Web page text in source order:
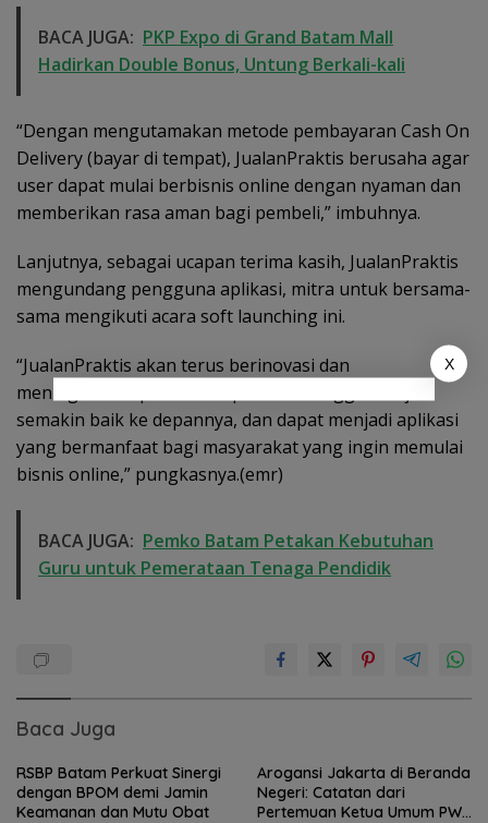
BACA JUGA: PKP Expo di Grand Batam Mall
Hadirkan Double Bonus, Untung Berkali-kali
“Dengan mengutamakan metode pembayaran Cash On
Delivery (bayar di tempat), JualanPraktis berusaha agar
user dapat mulai berbisnis online dengan nyaman dan
memberikan rasa aman bagi pembeli,” imbuhnya.
Lanjutnya, sebagai ucapan terima kasih, JualanPraktis
mengundang pengguna aplikasi, mitra untuk bersama-
sama mengikuti acara soft launching ini.
“JualanPraktis akan terus berinovasi dan
meningkatkan performa aplikasi sehingga menjadi
semakin baik ke depannya, dan dapat menjadi aplikasi
yang bermanfaat bagi masyarakat yang ingin memulai
bisnis online,” pungkasnya.(emr)
BACA JUGA: Pemko Batam Petakan Kebutuhan
Guru untuk Pemerataan Tenaga Pendidik
Baca Juga
RSBP Batam Perkuat Sinergi
dengan BPOM demi Jamin
Keamanan dan Mutu Obat
Arogansi Jakarta di Beranda
Negeri: Catatan dari
Pertemuan Ketua Umum PWI
X